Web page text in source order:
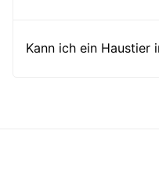
Kann ich ein Haustier